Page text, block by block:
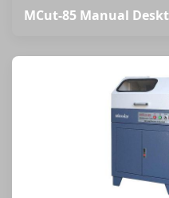
MCut-85 Manual